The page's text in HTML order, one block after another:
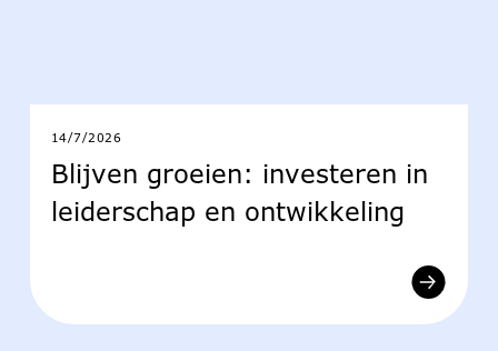
14/7/2026
Blijven groeien: investeren in
leiderschap en ontwikkeling